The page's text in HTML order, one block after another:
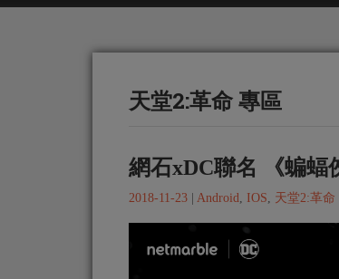
天堂2:革命 專區
網石xDC聯名 《蝙蝠
2018-11-23 Android, IOS, 天堂2:革命